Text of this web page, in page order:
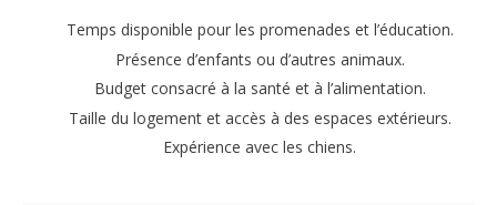
Temps disponible pour les promenades et l’éducation.
Présence d’enfants ou d’autres animaux.
Budget consacré à la santé et à l’alimentation.
Taille du logement et accès à des espaces extérieurs.
Expérience avec les chiens.